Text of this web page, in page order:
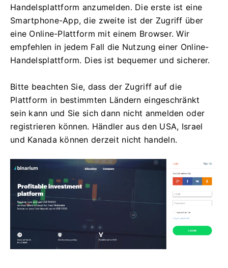
Handelsplattform anzumelden. Die erste ist eine
Smartphone-App, die zweite ist der Zugriff über
eine Online-Plattform mit einem Browser. Wir
empfehlen in jedem Fall die Nutzung einer Online-
Handelsplattform. Dies ist bequemer und sicherer.
Bitte beachten Sie, dass der Zugriff auf die
Plattform in bestimmten Ländern eingeschränkt
sein kann und Sie sich dann nicht anmelden oder
registrieren können. Händler aus den USA, Israel
und Kanada können derzeit nicht handeln.